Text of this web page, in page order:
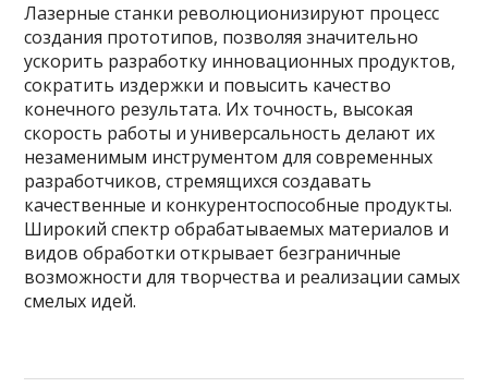
Лазерные станки революционизируют процесс
создания прототипов, позволяя значительно
ускорить разработку инновационных продуктов,
сократить издержки и повысить качество
конечного результата. Их точность, высокая
скорость работы и универсальность делают их
незаменимым инструментом для современных
разработчиков, стремящихся создавать
качественные и конкурентоспособные продукты.
Широкий спектр обрабатываемых материалов и
видов обработки открывает безграничные
возможности для творчества и реализации самых
смелых идей.